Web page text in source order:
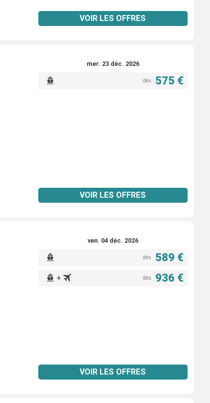
VOIR LES OFFRES
mer. 23 déc. 2026
dès 575 €
VOIR LES OFFRES
ven. 04 déc. 2026
dès 589 €
+ dès 936 €
VOIR LES OFFRES